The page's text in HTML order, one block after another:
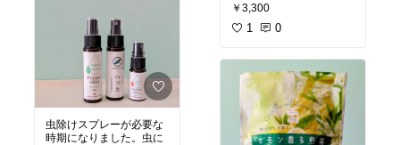
ンフリー #体により優し
#無添加
虫除けスプレーが必要な
時期になりました。虫に
すがスプレーする前によ
くふって白くなってから
#オリジナル写真 #冷感
天然素材 #冷感スプレー
#ミント
￥3,300
1 0